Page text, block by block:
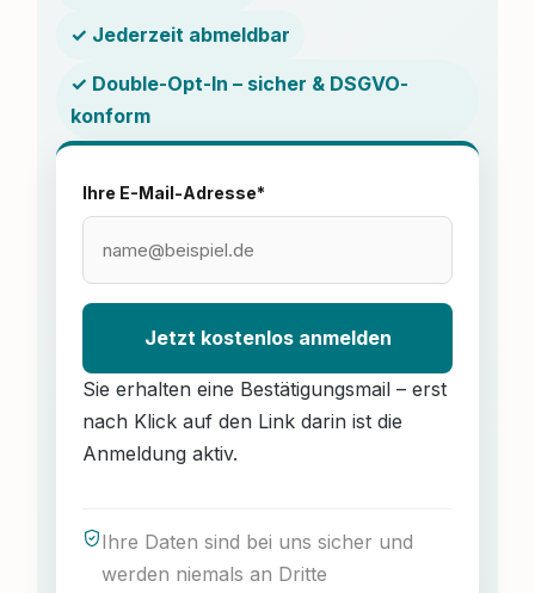
✓ Jederzeit abmeldbar
✓ Double-Opt-In – sicher & DSGVO-
konform
Ihre E-Mail-Adresse*
Jetzt kostenlos anmelden
Sie erhalten eine Bestätigungsmail – erst
nach Klick auf den Link darin ist die
Anmeldung aktiv.
Ihre Daten sind bei uns sicher und
werden niemals an Dritte